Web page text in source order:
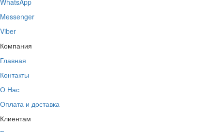
WhatsApp
Messenger
Viber
Компания
Главная
Контакты
О Нас
Оплата и доставка
Клиентам